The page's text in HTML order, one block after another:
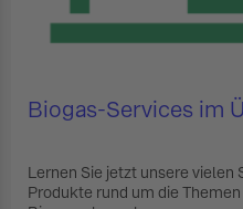
Biogas-Services im
Lernen Sie jetzt unsere vielen
Produkte rund um die